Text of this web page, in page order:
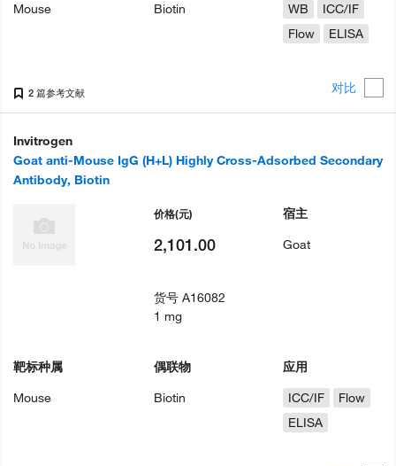
Mouse
Biotin
WB
ICC/IF
Flow
ELISA
2 篇参考文献 对比
Invitrogen
Goat anti-Mouse IgG (H+L) Highly Cross-Adsorbed Secondary
Antibody, Biotin
宿主
Goat
靶标种属
Mouse
偶联物
Biotin
应用
ICC/IF
Flow
ELISA
价格(元)
2,101.00
货号 A16082
1 mg